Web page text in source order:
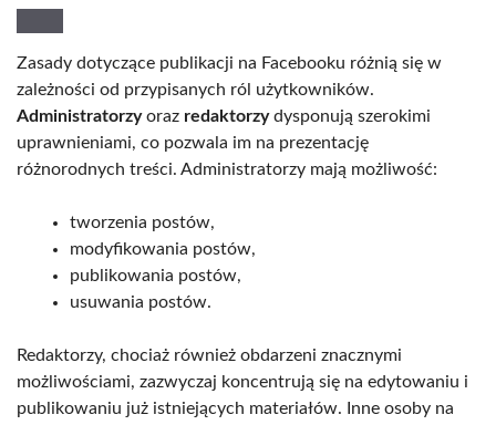
Zasady dotyczące publikacji na Facebooku różnią się w
zależności od przypisanych ról użytkowników.
Administratorzyoraz redaktorzydysponują szerokimi
uprawnieniami, co pozwala im na prezentację
różnorodnych treści. Administratorzy mają możliwość:
tworzenia postów,
modyfikowania postów,
publikowania postów,
usuwania postów.
Redaktorzy, chociaż również obdarzeni znacznymi
możliwościami, zazwyczaj koncentrują się na edytowaniu i
publikowaniu już istniejących materiałów. Inne osoby na